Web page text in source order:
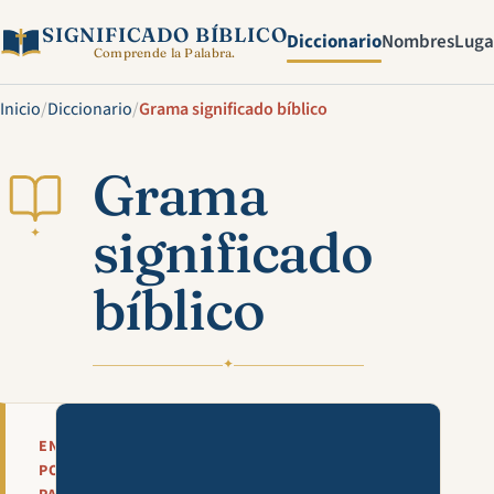
SIGNIFICADO BÍBLICO
Comprende la Palabra. DiccionarioNombres
Inicio/Diccionario/Grama significado bíblico
✦
Grama
significado
bíblico
✦
EN
POCAS
Mira esta explicación en